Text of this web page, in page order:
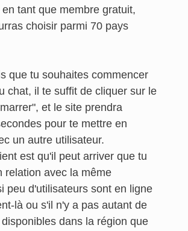
tant que membre gratuit,
choisir parmi 70 pays
que tu souhaites commencer
chat, il te suffit de cliquer sur le
et le site prendra
pour te mettre en
un autre utilisateur.
est qu'il peut arriver que tu
relation avec la même
peu d'utilisateurs sont en ligne
là ou s'il n'y a pas autant de
dans la région que